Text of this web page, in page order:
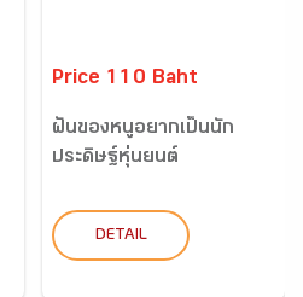
Price 110 Baht
ฝันของหนูอยากเป็นนัก
ประดิษฐ์หุ่นยนต์
DETAIL